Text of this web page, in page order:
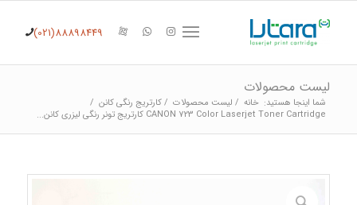
(021)88898449
لیست محصولات
شما اینجا هستید: خانه / لیست محصولات / کارتریج رنگی کانن /
CANON 723 Color Laserjet Toner Cartridge کارتریج تونر رنگی لیزری کانن...